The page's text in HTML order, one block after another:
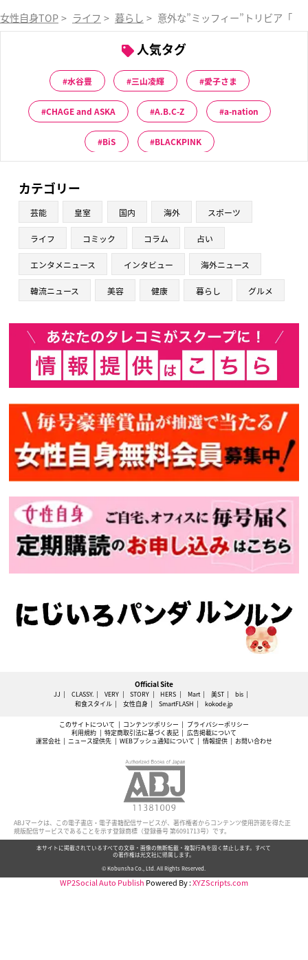
女性自身TOP > ライフ > 暮らし > 意外な”ミッフィー”トリビア「な
人気タグ
水谷豊 三山凌輝 愛子さま
CHAGE and ASKA A.B.C-Z a-nation
BiS BLACKPINK
カテゴリー
芸能 皇室 国内 海外 スポーツ
ライフ コミック コラム 占い
エンタメニュース インタビュー 海外ニュース
韓流ニュース 美容 健康 暮らし グルメ
Official Site
JJ CLASSY. VERY STORY HERS Mart 美ST
bis
和食スタイル
女性自身 SmartFLASH kokode.jp
このサイトについて コンテンツポリシー
プライバシーポリシー
利用規約
特定商取引法に基づく表記
広告掲載について
運営会社
ニュース提供先 WEBプッシュ通知について 情報提供 お問い合わせ
ABJマークは、この電子書店・電子書籍配信サービスが、著作権者からコンテンツ使用許諾を得た正
規版配信サービスであることを示す登録商標（登録番号 第6091713号）です。
本サイトに掲載されているすべての文章・画像の無断転載・複製行為を固く禁止します。すべて
の著作権は光文社に帰属します。
© Kobunsha Co., Ltd. All Rights Reserved.
WP2Social Auto Publish Powered By :XYZScripts.com